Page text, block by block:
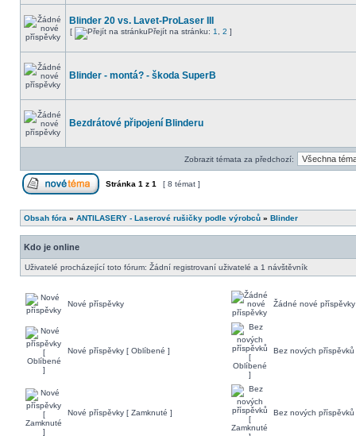
Blinder 20 vs. Lavet-ProLaser III
[ Přejít na stránku: 1 2 ]
Blinder - montá? - škoda SuperB
Bezdrátové připojení Blinderu
Zobrazit témata za předchozí:
Stránka 1 z 1 [ 8 témat ]
Obsah fóra » ANTILASERY - Laserové rušičky podle výrobců » Blinder
Kdo je online
Uživatelé procházející toto fórum: Žádní registrovaní uživatelé a 1 návštěvník
Nové příspěvky Žádné nové příspěvky
Nové příspěvky [ Oblíbené ] Bez nových
Nové příspěvky [ Zamknuté ] Bez nových